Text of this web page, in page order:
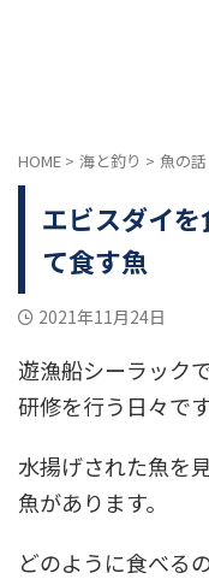
HOME > 海と釣り > 魚の話
エビスダイ
て食す魚
2021年11月24日
遊漁船シーラック
研修を行う日々です
水揚げされた魚を
魚があります。
どのように食べる